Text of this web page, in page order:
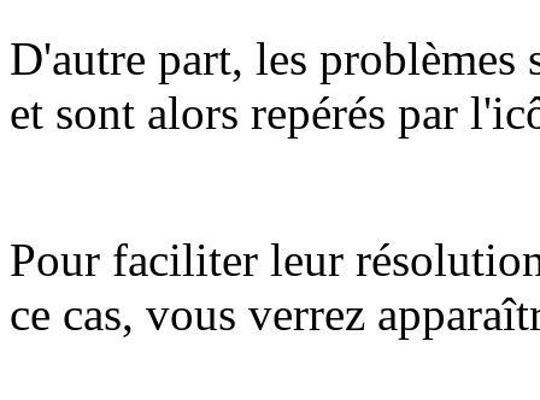
D'autre part, les problèmes
et sont alors repérés par
Pour faciliter leur
ce cas, vous verrez